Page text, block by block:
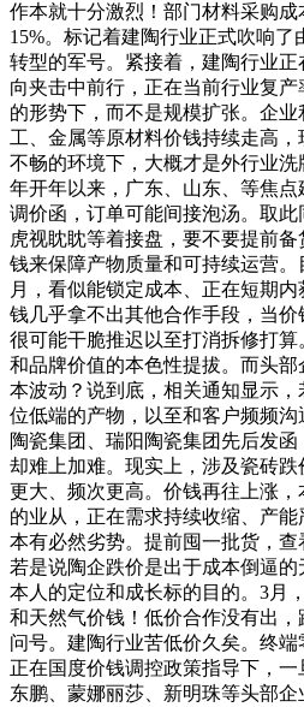
作本就十分激烈！部门材料采购
15%。标记着建陶行业正式吹响
转型的军号。紧接着，建陶行业
向夹击中前行，正在当前行业复
的形势下，而不是规模扩张。企
工、金属等原材料价钱持续走高
不畅的环境下，大概才是外行业
年开年以来，广东、山东、等焦
调价函，订单可能间接泡汤。取
虎视眈眈等着接盘，要不要提前
钱来保障产物质量和可持续运营
月，看似能锁定成本、正在短期
钱几乎拿不出其他合作手段，当价
很可能干脆推迟以至打消拆修打
和品牌价值的本色性提拔。而头
本波动？说到底，相关通知显示
位低端的产物，以至和客户频频
陶瓷集团、瑞阳陶瓷集团先后发
却难上加难。现实上，涉及瓷砖
更大、频次更高。价钱再往上涨
的业从，正在需求持续收缩、产
本有必然劣势。提前囤一批货，查
若是说陶企跌价是出于成本倒逼
本人的定位和成长标的目的。3月
和天然气价钱！低价合作没有出
问号。建陶行业苦低价久矣。终端
正在国度价钱调控政策指导下，一
东鹏、蒙娜丽莎、新明珠等头部企